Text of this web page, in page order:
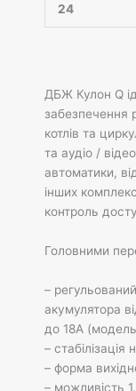
24
ДБЖ Кулон Q
забезпечення
котлів та
та аудіо /
автоматики,
інших
контроль
Головними
–
акумулятора
до 18А
–
– форма
– можливість